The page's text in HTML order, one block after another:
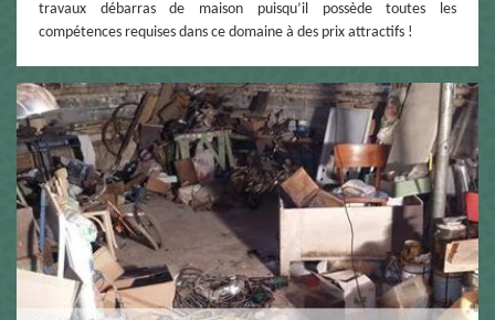
travaux débarras de maison puisqu’il possède toutes les
compétences requises dans ce domaine à des prix attractifs !